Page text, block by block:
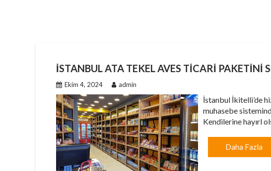
İSTANBUL ATA TEKEL AVES TICARI PAKETINI
Ekim 4, 2024 admin
İstanbul İkitelli’de
muhasebe
Kendilerine hayırl
Daha Fazla